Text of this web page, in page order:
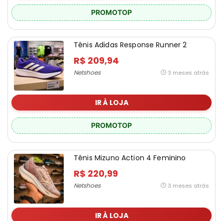
PROMOTOP
Tênis Adidas Response Runner 2
R$ 209,94
Netshoes 3 meses atrás
IR À LOJA
PROMOTOP
Tênis Mizuno Action 4 Feminino
R$ 220,99
Netshoes 3 meses atrás
IR À LOJA